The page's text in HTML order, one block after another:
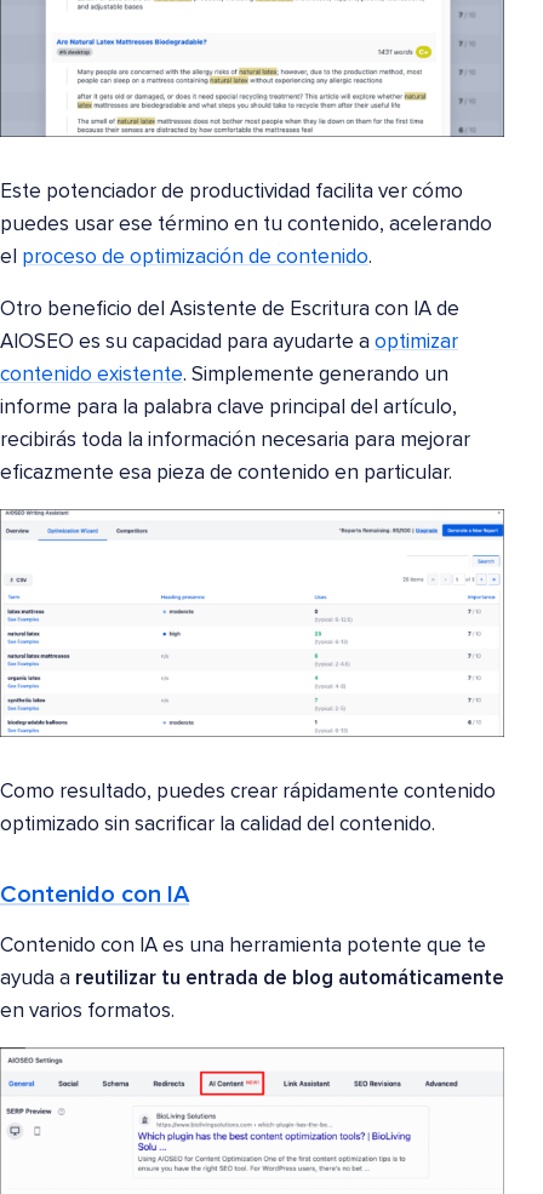
Este potenciador de productividad facilita ver cómo
puedes usar ese término en tu contenido, acelerando
el proceso de optimización de contenido.
Otro beneficio del Asistente de Escritura con IA de
AIOSEO es su capacidad para ayudarte a optimizar
contenido existente. Simplemente generando un
informe para la palabra clave principal del artículo,
recibirás toda la información necesaria para mejorar
eficazmente esa pieza de contenido en particular.
Como resultado, puedes crear rápidamente contenido
optimizado sin sacrificar la calidad del contenido.
Contenido con IA
Contenido con IA es una herramienta potente que te
ayuda a reutilizar tu entrada de blog automáticamente
en varios formatos.